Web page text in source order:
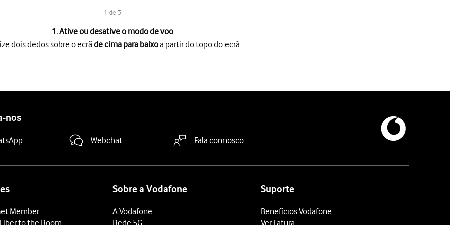
1 de 3
1. Ative ou desative o modo de voo
dois dedos sobre o ecrãde cima para baixoa partir do topo do ecrã.
nos
Webchat Fala connosco
Member
to the Room
Sobre a Vodafone
A Vodafone
Rede 5G
Suporte
Benefícios Vodafone
Ver Fatura